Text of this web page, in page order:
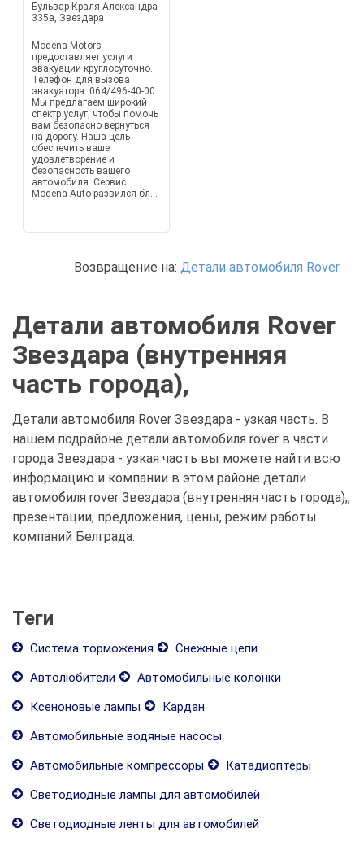
Бульвар Краля Александра
335а, Звездара
Modena Motors
предоставляет услуги
эвакуации круглосуточно.
Телефон для вызова
эвакуатора: 064/496-40-00.
Мы предлагаем широкий
спектр услуг, чтобы помочь
вам безопасно вернуться
на дорогу. Наша цель -
обеспечить ваше
удовлетворение и
безопасность вашего
автомобиля. Сервис
Modena Auto развился бл...
Возвращение на: Детали автомобиля Rover
Детали автомобиля Rover
Звездара (внутренняя
часть города),
Детали автомобиля Rover Звездара - узкая часть. В
нашем подрайоне детали автомобиля rover в части
города Звездара - узкая часть вы можете найти всю
информацию и компании в этом районе детали
автомобиля rover Звездара (внутренняя часть города),,
презентации, предложения, цены, режим работы
компаний Белграда.
Теги
Система торможения
Снежные цепи
Автолюбители
Автомобильные колонки
Ксеноновые лампы
Кардан
Автомобильные водяные насосы
Автомобильные компрессоры
Катадиоптеры
Светодиодные лампы для автомобилей
Светодиодные ленты для автомобилей